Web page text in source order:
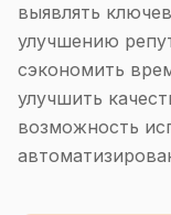
выявлять
улучшению
сэкономить
улучшить
возможность